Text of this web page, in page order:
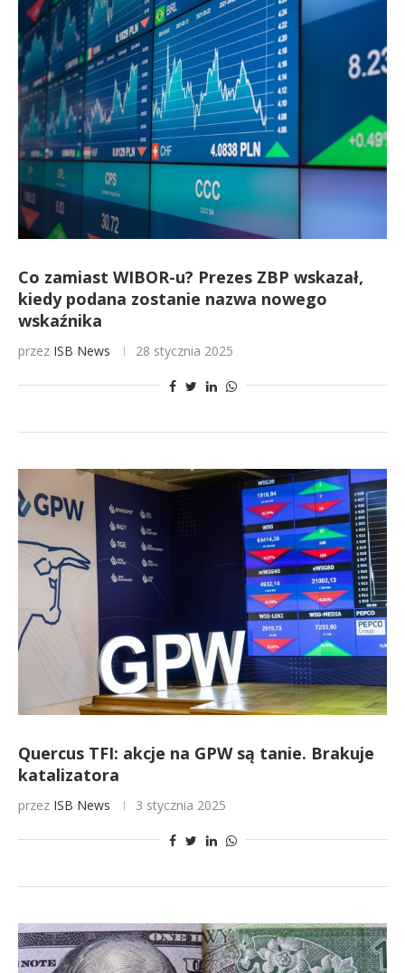
Co zamiast WIBOR-u? Prezes ZBP wskazał,
kiedy podana zostanie nazwa nowego
wskaźnika
przez ISB News 28 stycznia 2025
Quercus TFI: akcje na GPW są tanie. Brakuje
katalizatora
przez ISB News 3 stycznia 2025